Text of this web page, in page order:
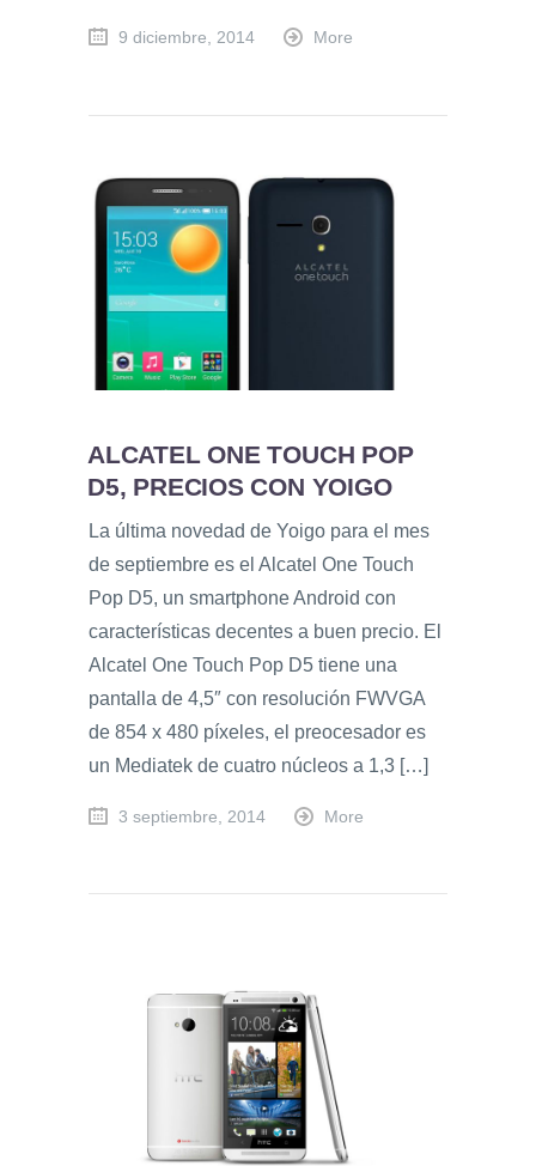
9 diciembre, 2014 More
ALCATEL ONE TOUCH POP
D5, PRECIOS CON YOIGO
La última novedad de Yoigo para el mes
de septiembre es el Alcatel One Touch
Pop D5, un smartphone Android con
características decentes a buen precio. El
Alcatel One Touch Pop D5 tiene una
pantalla de 4,5″ con resolución FWVGA
de 854 x 480 píxeles, el preocesador es
un Mediatek de cuatro núcleos a 1,3 […]
3 septiembre, 2014 More